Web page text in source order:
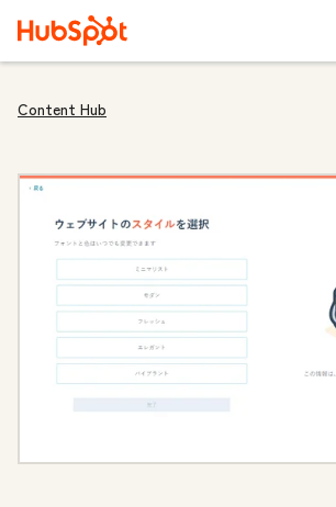
Content Hub